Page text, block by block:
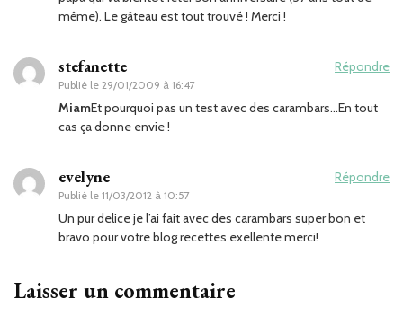
même). Le gâteau est tout trouvé ! Merci !
stefanette
Publié le 29/01/2009 à 16:47
Répondre
MiamEt pourquoi pas un test avec des carambars…En tout
cas ça donne envie !
evelyne
Publié le 11/03/2012 à 10:57
Répondre
Un pur delice je l’ai fait avec des carambars super bon et
bravo pour votre blog recettes exellente merci!
Laisser un commentaire